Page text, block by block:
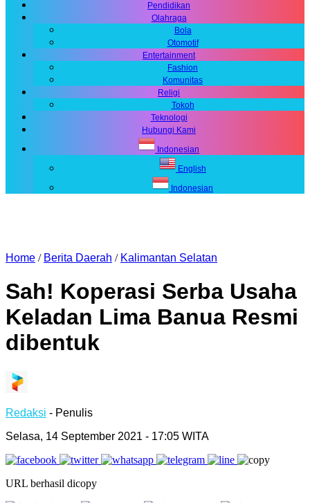
Pendidikan
Olahraga
Bola
Otomotif
Entertainment
Fashion
Komunitas
Religi
Tokoh
Teknologi
Hubungi Kami
Indonesian
English
Indonesian
Home / Berita Daerah / Kalimantan Selatan
Sah! Koperasi Serba Usaha
Keladan Lima Banua Resmi
dibentuk
Redaksi - Penulis
Selasa, 14 September 2021 - 17:05 WITA
URL berhasil dicopy